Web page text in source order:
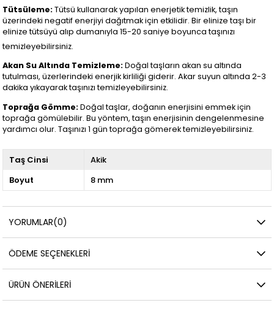
Tütsüleme:Tütsü kullanarak yapılan enerjetik temizlik, taşın
üzerindeki negatif enerjiyi dağıtmak için etkilidir. Bir elinize taşı bir
elinize tütsüyü alıp dumanıyla 15-20 saniye boyunca taşınızı
temizleyebilirsiniz.
Akan Su Altında Temizleme:Doğal taşların akan su altında
tutulması, üzerlerindeki enerjik kirliliği giderir. Akar suyun altında 2-3
dakika yıkayarak taşınızı temizleyebilirsiniz.
Toprağa Gömme:Doğal taşlar, doğanın enerjisini emmek için
toprağa gömülebilir. Bu yöntem, taşın enerjisinin dengelenmesine
yardımcı olur. Taşınızı 1 gün toprağa gömerek temizleyebilirsiniz.
Taş Cinsi
Akik
Boyut
8 mm
YORUMLAR(0)
ÖDEME SEÇENEKLERI
ÜRÜN ÖNERILERI